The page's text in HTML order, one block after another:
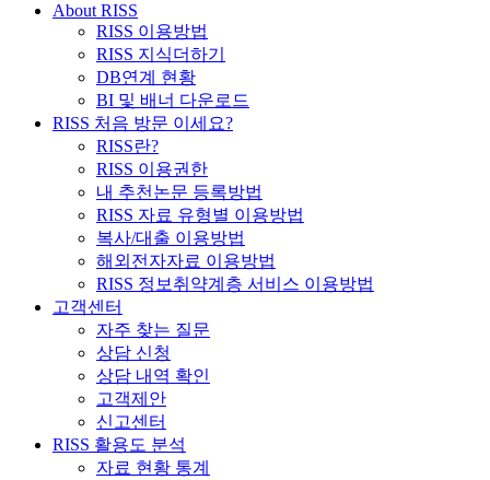
About RISS
RISS 이용방법
RISS 지식더하기
DB연계 현황
BI 및 배너 다운로드
RISS 처음 방문 이세요?
RISS란?
RISS 이용권한
내 추천논문 등록방법
RISS 자료 유형별 이용방법
복사/대출 이용방법
해외전자자료 이용방법
RISS 정보취약계층 서비스 이용방법
고객센터
자주 찾는 질문
상담 신청
상담 내역 확인
고객제안
신고센터
RISS 활용도 분석
자료 현황 통계